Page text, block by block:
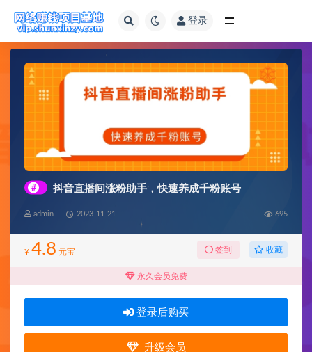
登录
# 抖音直播间涨粉助手，快速养成千粉账号
admin 2023-11-21 695
¥ 4.8 元宝 签到 收藏
永久会员免费
登录后购买
升级会员